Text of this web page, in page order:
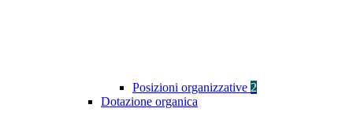
Posizioni organizzative 2
Dotazione organica